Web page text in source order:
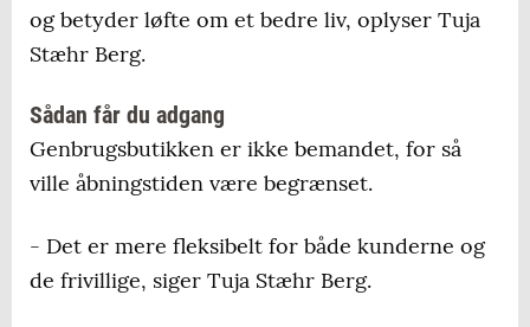
og betyder løfte om et bedre liv, oplyser Tuja
Stæhr Berg.
Sådan får du adgang
Genbrugsbutikken er ikke bemandet, for så
ville åbningstiden være begrænset.
- Det er mere fleksibelt for både kunderne og
de frivillige, siger Tuja Stæhr Berg.